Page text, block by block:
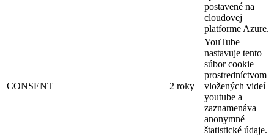
postavené na
cloudovej
platforme Azure.
CONSENT 2 roky
YouTube
nastavuje tento
súbor cookie
prostredníctvom
vložených videí
youtube a
zaznamenáva
anonymné
štatistické údaje.